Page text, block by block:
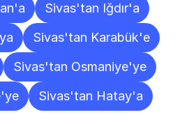
Sivas'tan Iğdır'a
Sivas'tan Karabük'e
Sivas'tan Osmaniye'ye
Sivas'tan Hatay'a